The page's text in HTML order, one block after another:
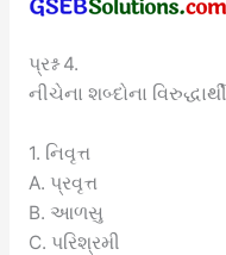
પ્રશ્ન 4.
નીચેના શબ્દોના
1. નિવૃત્ત
A. પ્રવૃત્ત
B. આળસુ
C. પરિશ્રમી